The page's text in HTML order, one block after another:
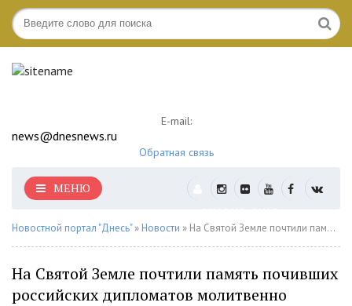
E-mail:
news@dnesnews.ru
Обратная связь
МЕНЮ
Новостной портал "Днесь"» Новости » На Святой Земле почтили память почивших российских дипломатов молитвенно
На Святой Земле почтили память почивших
российских дипломатов молитвенно